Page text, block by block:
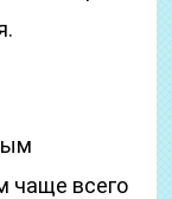
чаще всего